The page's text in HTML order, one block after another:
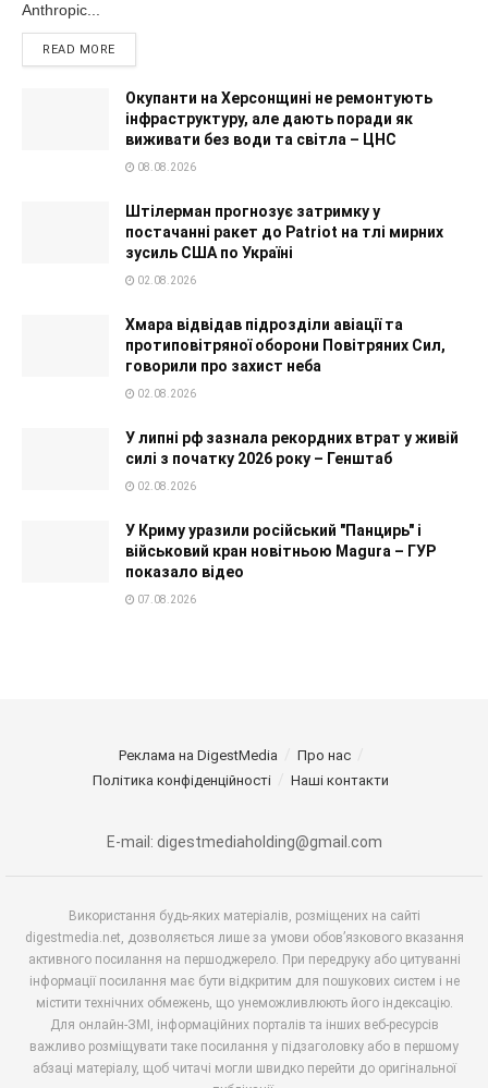
Anthropic...
READ MORE
Окупанти на Херсонщині не ремонтують
інфраструктуру, але дають поради як
виживати без води та світла – ЦНС
08.08.2026
Штілерман прогнозує затримку у
постачанні ракет до Patriot на тлі мирних
зусиль США по Україні
02.08.2026
Хмара відвідав підрозділи авіації та
протиповітряної оборони Повітряних Сил,
говорили про захист неба
02.08.2026
У липні рф зазнала рекордних втрат у живій
силі з початку 2026 року – Генштаб
02.08.2026
У Криму уразили російський "Панцирь" і
військовий кран новітньою Magura – ГУР
показало відео
07.08.2026
Реклама на DigestMedia
Про нас
Політика конфіденційності
Наші контакти
E-mail: digestmediaholding@gmail.com
Використання будь-яких матеріалів, розміщених на сайті
digestmedia.net, дозволяється лише за умови обов’язкового вказання
активного посилання на першоджерело. При передруку або цитуванні
інформації посилання має бути відкритим для пошукових систем і не
містити технічних обмежень, що унеможливлюють його індексацію.
Для онлайн-ЗМІ, інформаційних порталів та інших веб-ресурсів
важливо розміщувати таке посилання у підзаголовку або в першому
абзаці матеріалу, щоб читачі могли швидко перейти до оригінальної